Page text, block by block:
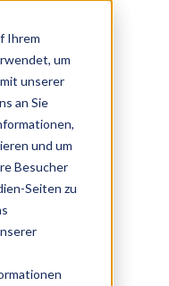
Ihrem
um
unserer
an Sie
und um
Besucher
Seiten zu